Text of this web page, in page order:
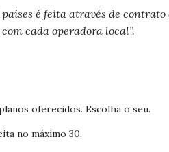
é feita através de
cada operadora local”.
oferecidos. Escolha o seu.
no máximo 30.